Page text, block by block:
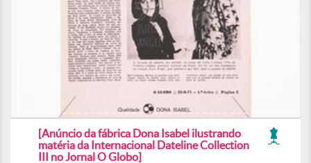
[Anúncio da fábrica Dona Isabel ilustrando
matéria da Internacional Dateline Collection
III no Jornal O Globo]